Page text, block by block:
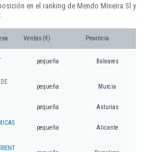
en el ranking de Mendo Mineira Sl y
Ventas (€) Provincia
pequeña Baleares
pequeña Murcia
pequeña Asturias
pequeña Alicante